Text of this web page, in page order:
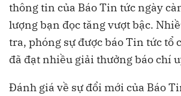
thông tin của Báo Tin tức ngày
lượng bạn đọc tăng vượt bậc.
tra, phóng sự được báo Tin tức tổ
đã đạt nhiều giải thưởng báo chí
Đánh giá về sự đổi mới của Báo